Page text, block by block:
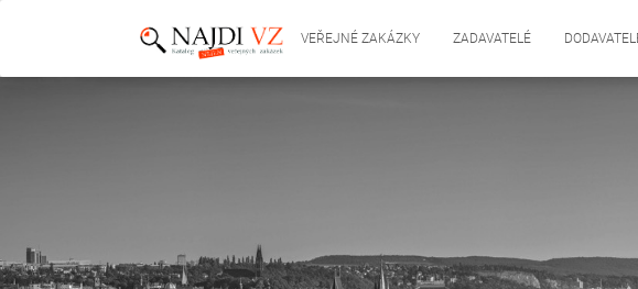
VEŘEJNÉ ZAKÁZKY ZADAVATELÉ